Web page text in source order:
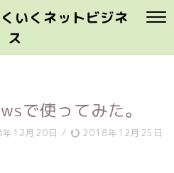
いくネットビジネ
ス
で使ってみた。
12月20日 / 2018年12月25日